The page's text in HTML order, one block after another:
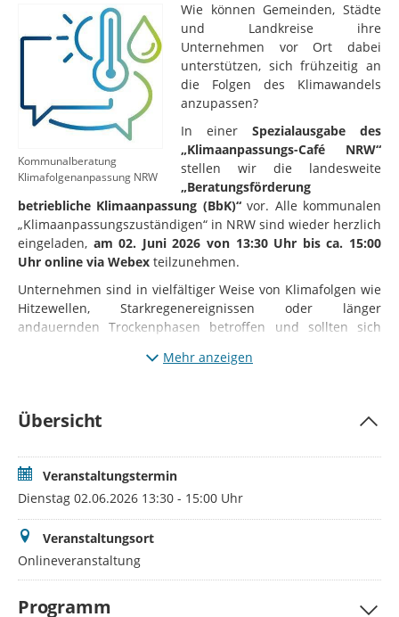
Kommunalberatung
Klimafolgenanpassung NRW
Wie können Gemeinden, Städte
und Landkreise ihre
Unternehmen vor Ort dabei
unterstützen, sich frühzeitig an
die Folgen des Klimawandels
anzupassen?
In einerSpezialausgabe des
„Klimaanpassungs-Café NRW“
stellen wir die landesweite
„Beratungsförderung
betriebliche Klimaanpassung (BbK)“vor. Alle kommunalen
„Klimaanpassungszuständigen“ in NRW sind wieder herzlich
eingeladen, am 02. Juni 2026 von 13:30 Uhr bis ca. 15:00
Uhr online via Webex teilzunehmen.
Unternehmen sind in vielfältiger Weise von Klimafolgen wie
Hitzewellen, Starkregenereignissen oder länger
andauernden Trockenphasen betroffen und sollten sich
gegenüber Extremwetterereignissen auseinandersetzen. Mit
Die BbK-Förderung unterstützt Unternehmen bei der
Klimaanpassung – etwa im Umgang mit Hitze, Starkregen
oder Trockenheit. Hierzu werden den teilnehmenden
Unternehmen von den Kommunen Workshops zur
betrieblichen Klimaanpassung unter Hinzunahme
qualifizierter Berater angeboten. Zielsetzung der Workshops
ist die Erarbeitung eines Maßnahmenplanes um die
Betriebe auf ihrem Weg in die Klimaresilienz zu
unterstützen.
Mehr anzeigen
Übersicht
Veranstaltungstermin
Dienstag 02.06.2026 13:30 - 15:00 Uhr
Veranstaltungsort
Onlineveranstaltung
Programm